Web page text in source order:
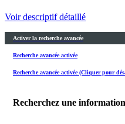
Voir descriptif détaillé
Activer la recherche avancée
Recherche avancée activée
Recherche avancée activée (Cliquer pour
Recherchez une